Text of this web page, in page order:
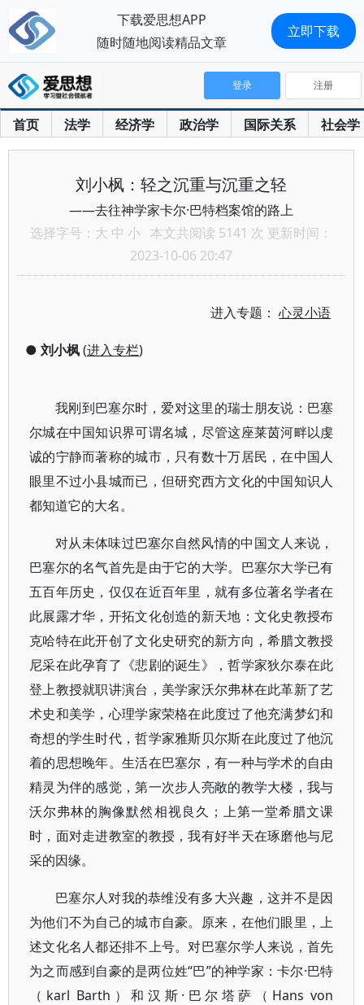
首页 法学 经济学 政治学 国际关系 社会学
登录 注册
刘小枫：轻之沉重与沉重之轻
——去往神学家卡尔·巴特档案馆的路上
选择字号： 大 中 小 本文共阅读 5141 次 更新时间：
2023-10-06 20:47
进入专题：心灵小语
● 刘小枫(进入专栏)
我刚到巴塞尔时，爱对这里的瑞士朋友说：巴塞
尔城在中国知识界可谓名城，尽管这座莱茵河畔以虔
诚的宁静而著称的城市，只有数十万居民，在中国人
眼里不过小县城而已，但研究西方文化的中国知识人
都知道它的大名。
对从未体味过巴塞尔自然风情的中国文人来说，
巴塞尔的名气首先是由于它的大学。巴塞尔大学已有
五百年历史，仅仅在近百年里，就有多位著名学者在
此展露才华，开拓文化创造的新天地：文化史教授布
克哈特在此开创了文化史研究的新方向，希腊文教授
尼采在此孕育了《悲剧的诞生》，哲学家狄尔泰在此
登上教授就职讲演台，美学家沃尔弗林在此革新了艺
术史和美学，心理学家荣格在此度过了他充满梦幻和
奇想的学生时代，哲学家雅斯贝尔斯在此度过了他沉
着的思想晚年。生活在巴塞尔，有一种与学术的自由
精灵为伴的感觉，第一次步人亮敞的教学大楼，我与
沃尔弗林的胸像默然相视良久；上第一堂希腊文课
时，面对走进教室的教授，我有好半天在琢磨他与尼
采的因缘。
巴塞尔人对我的恭维没有多大兴趣，这并不是因
为他们不为自己的城市自豪。原来，在他们眼里，上
述文化名人都还排不上号。对巴塞尔学人来说，首先
为之而感到自豪的是两位姓“巴”的神学家：卡尔·巴特
（karl Barth）和汉斯·巴尔塔萨（Hans von
下载爱思想APP
随时随地阅读精品文章
立即下载